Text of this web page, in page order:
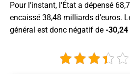
Pour l’instant, l’État a dépensé
encaissé 38,48 milliards d’euros.
général est donc négatif de -30,24